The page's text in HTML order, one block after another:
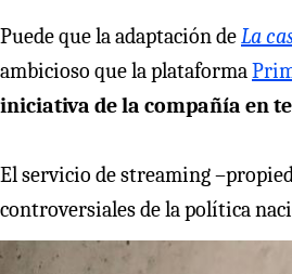
Puede que la adaptación deLa
ambicioso que la plataforma
iniciativa de la compañía en
El servicio de streaming
controversiales de la política